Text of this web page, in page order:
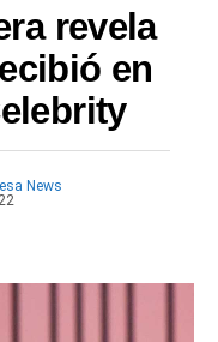
revela
en
News